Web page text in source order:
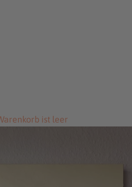
ist leer